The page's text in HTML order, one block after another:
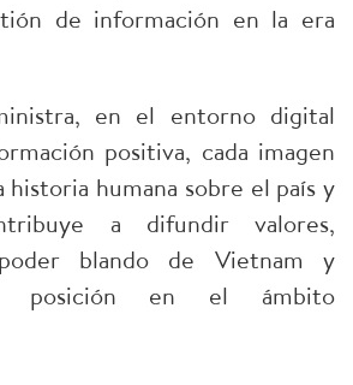
de información en la era
en el entorno digital
positiva, cada imagen
historia humana sobre el país y
a difundir valores,
blando de Vietnam y
posición en el ámbito